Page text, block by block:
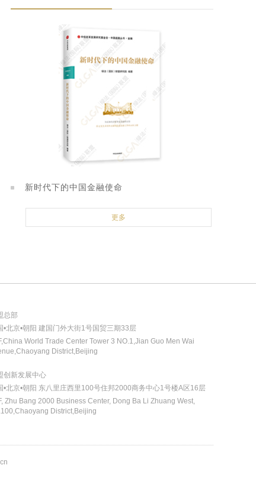
新时代下的中国金融使命
更多
总部
•北京•朝阳 建国门外大街1号国贸三期33层
World Trade Center Tower 3 NO.1,Jian Guo Men Wai
District,Beijing
创新发展中心
•北京•朝阳 东八里庄西里100号住邦2000商务中心1号楼A区16层
Zhu Bang 2000 Business Center, Dong Ba Li Zhuang West,
District,Beijing